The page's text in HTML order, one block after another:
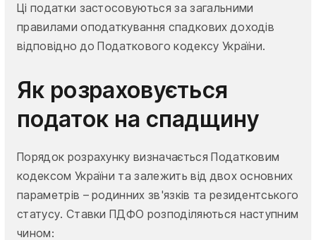
Ці податки застосовуються за загальними
правилами оподаткування спадкових доходів
відповідно до Податкового кодексу України.
Як розраховується
податок на спадщину
Порядок розрахунку визначається Податковим
кодексом України та залежить від двох основних
параметрів – родинних зв'язків та резидентського
статусу. Ставки ПДФО розподіляються наступним
чином: